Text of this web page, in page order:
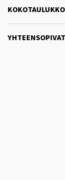
KOKOTAULUKKO